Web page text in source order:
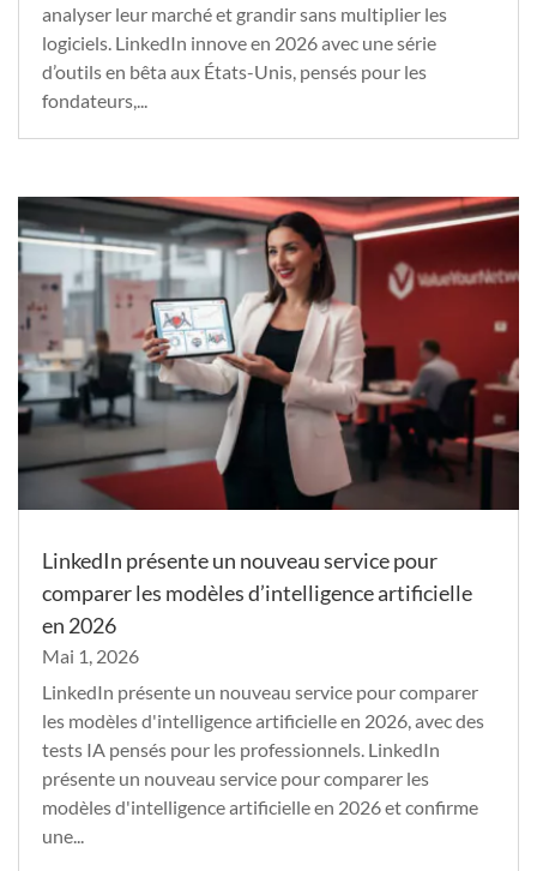
analyser leur marché et grandir sans multiplier les
logiciels. LinkedIn innove en 2026 avec une série
d’outils en bêta aux États-Unis, pensés pour les
fondateurs,...
LinkedIn présente un nouveau service pour
comparer les modèles d’intelligence artificielle
en 2026
Mai 1, 2026
LinkedIn présente un nouveau service pour comparer
les modèles d'intelligence artificielle en 2026, avec des
tests IA pensés pour les professionnels. LinkedIn
présente un nouveau service pour comparer les
modèles d'intelligence artificielle en 2026 et confirme
une...